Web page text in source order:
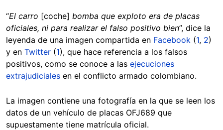
“El carro [coche] bomba que exploto era de placas
oficiales, ni para realizar el falso positivo bien”, dice la
leyenda de una imagen compartida en Facebook (1, 2)
y en Twitter (1), que hace referencia a los falsos
positivos, como se conoce a las ejecuciones
extrajudiciales en el conflicto armado colombiano.
La imagen contiene una fotografía en la que se leen los
datos de un vehículo de placas OFJ689 que
supuestamente tiene matrícula oficial.